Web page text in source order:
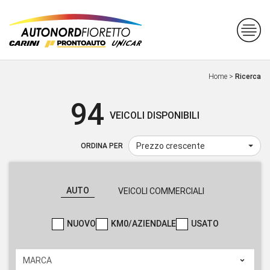
Home > Ricerca
94 VEICOLI DISPONIBILI
ORDINA PER Prezzo crescente
AUTO VEICOLI COMMERCIALI
NUOVO KM0/AZIENDALE USATO